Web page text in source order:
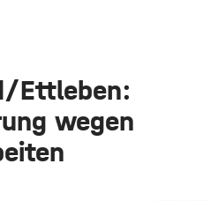
Ettleben:
wegen